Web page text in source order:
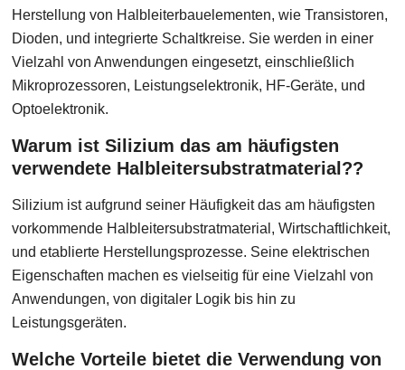
Herstellung von Halbleiterbauelementen, wie Transistoren,
Dioden, und integrierte Schaltkreise. Sie werden in einer
Vielzahl von Anwendungen eingesetzt, einschließlich
Mikroprozessoren, Leistungselektronik, HF-Geräte, und
Optoelektronik.
Warum ist Silizium das am häufigsten
verwendete Halbleitersubstratmaterial??
Silizium ist aufgrund seiner Häufigkeit das am häufigsten
vorkommende Halbleitersubstratmaterial, Wirtschaftlichkeit,
und etablierte Herstellungsprozesse. Seine elektrischen
Eigenschaften machen es vielseitig für eine Vielzahl von
Anwendungen, von digitaler Logik bis hin zu
Leistungsgeräten.
Welche Vorteile bietet die Verwendung von